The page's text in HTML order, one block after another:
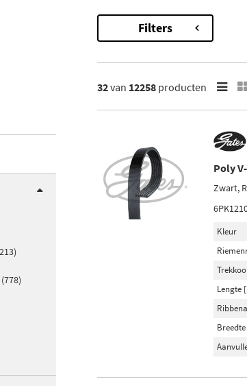
Filters
32van 12258 producten
Poly
Zwart,
Kleur
Lengte